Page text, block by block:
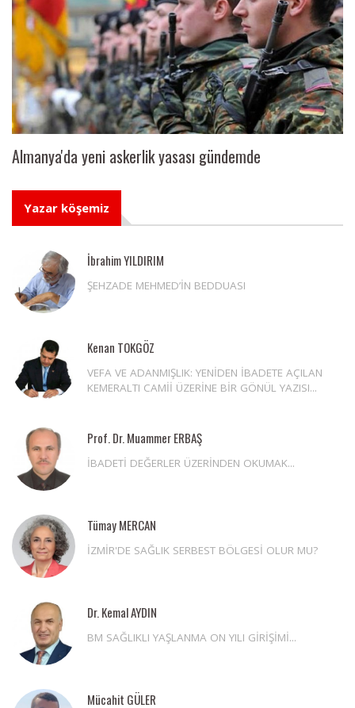
Almanya'da yeni askerlik yasası gündemde
Yazar köşemiz
İbrahim YILDIRIM
ŞEHZADE MEHMED’İN BEDDUASI
Kenan TOKGÖZ
VEFA VE ADANMIŞLIK: YENİDEN İBADETE AÇILAN
KEMERALTI CAMİİ ÜZERİNE BİR GÖNÜL YAZISI...
Prof. Dr. Muammer ERBAŞ
İBADETİ DEĞERLER ÜZERİNDEN OKUMAK...
Tümay MERCAN
İZMİR'DE SAĞLIK SERBEST BÖLGESİ OLUR MU?
Dr. Kemal AYDIN
BM SAĞLIKLI YAŞLANMA ON YILI GİRİŞİMİ...
Mücahit GÜLER